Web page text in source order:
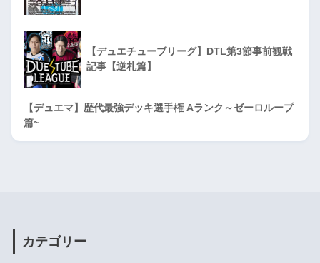
【デュエチューブリーグ】DTL第3節事前観戦
記事【逆札篇】
【デュエマ】歴代最強デッキ選手権 Aランク～ゼーロループ
篇~
カテゴリー